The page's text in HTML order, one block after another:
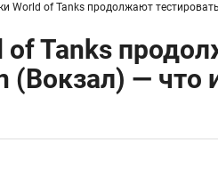
World of Tanks продолжают
of Tanks
(Вокзал) — что